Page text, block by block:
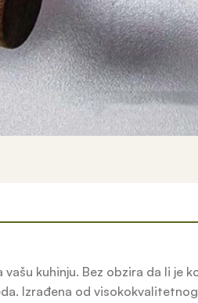
kuhinju. Bez obzira da li
Izrađena od